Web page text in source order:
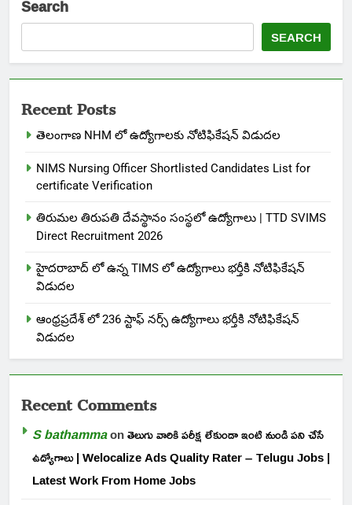
Search
SEARCH
Recent Posts
తెలంగాణ NHM లో ఉద్యోగాలకు నోటిఫికేషన్ విడుదల
NIMS Nursing Officer Shortlisted Candidates List for
certificate Verification
తిరుమల తిరుపతి దేవస్థానం సంస్థలో ఉద్యోగాలు | TTD SVIMS
Direct Recruitment 2026
హైదరాబాద్ లో ఉన్న TIMS లో ఉద్యోగాలు భర్తీకి నోటిఫికేషన్
విడుదల
ఆంధ్రప్రదేశ్ లో 236 స్టాఫ్ నర్స్ ఉద్యోగాలు భర్తీకి నోటిఫికేషన్
విడుదల
Recent Comments
S bathammaonతెలుగు వారికి పరీక్ష లేకుండా ఇంటి నుండి పని చేసే
ఉద్యోగాలు | Welocalize Ads Quality Rater – Telugu Jobs |
Latest Work From Home Jobs